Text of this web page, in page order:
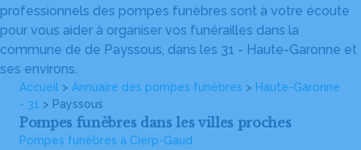
professionnels des pompes funèbres sont à votre écoute
pour vous aider à organiser vos funérailles dans la
commune de de Payssous, dans les 31 - Haute-Garonne et
ses environs.
Accueil > Annuaire des pompes funèbres > Haute-Garonne
- 31 > Payssous
Pompes funèbres dans les villes proches
Pompes funèbres à Cierp-Gaud